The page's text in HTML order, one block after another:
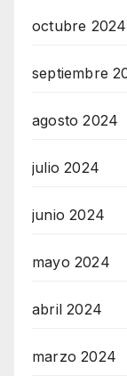
octubre 2024
septiembre
agosto 2024
julio 2024
junio 2024
mayo 2024
abril 2024
marzo 2024